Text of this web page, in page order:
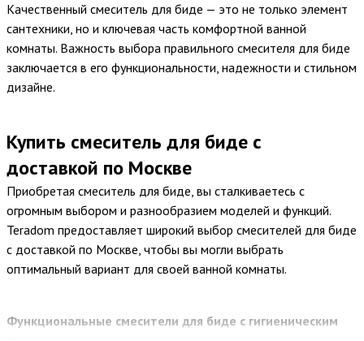
Качественный смеситель для биде — это не только элемент
сантехники, но и ключевая часть комфортной ванной
комнаты. Важность выбора правильного смесителя для биде
заключается в его функциональности, надежности и стильном
дизайне.
Купить смеситель для биде с
доставкой по Москве
Приобретая смеситель для биде, вы сталкиваетесь с
огромным выбором и разнообразием моделей и функций.
Teradom предоставляет широкий выбор смесителей для биде
с доставкой по Москве, чтобы вы могли выбрать
оптимальный вариант для своей ванной комнаты.
Функциональные смесители для биде с гигиеническим